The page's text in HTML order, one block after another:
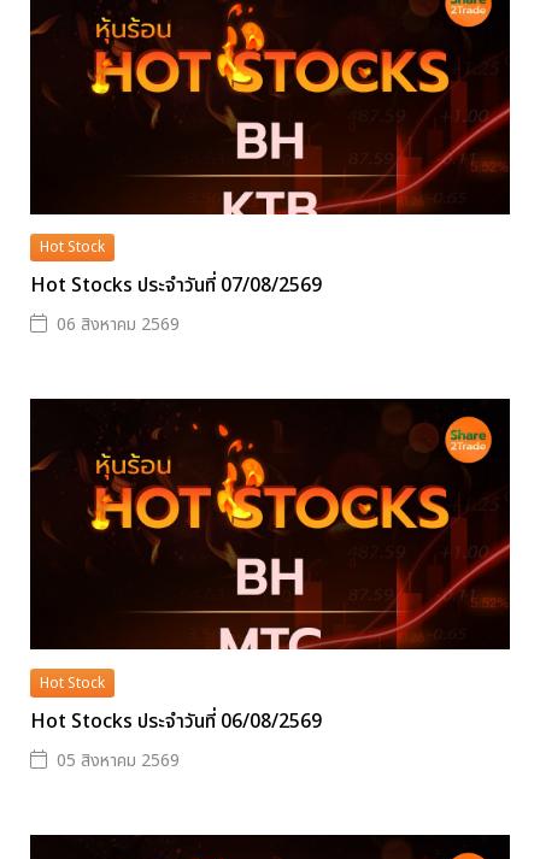
Hot Stock
Hot Stocks ประจำวันที่ 07/08/2569
06 สิงหาคม 2569
Hot Stock
Hot Stocks ประจำวันที่ 06/08/2569
05 สิงหาคม 2569